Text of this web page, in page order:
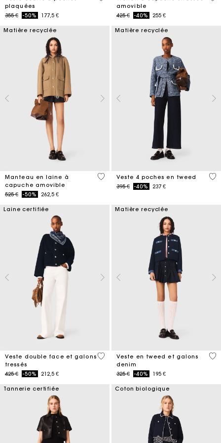
plaquées
Price reduced from
355 €to-50% 177,5 €
amovible
Price reduced from
425 €to-40% 255 €
Matière recyclée
Manteau en laine à
capuche amovible
Price reduced from
525 €to-50% 262,5 €
5 out of 5 Customer Rating
Matière recyclée
Veste 4 poches en tweed
Price reduced from
395 €to-40% 237 €
5
Laine certifiée
Veste double face et galons
tressés
Price reduced from
425 €to-50% 212,5 €
4,5 out of 5 Customer Rating
Matière recyclée
Veste en tweed et galons
denim
Price reduced from
325 €to-40% 195 €
5
Tannerie certifiée Coton biologique